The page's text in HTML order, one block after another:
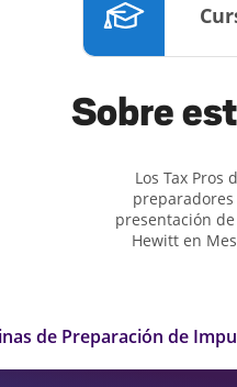
Sobre
Los Tax Pros
presentación
Hewitt en
preguntas
impuestos más
Jackson Hewitt
impuestos,
de Preparación de